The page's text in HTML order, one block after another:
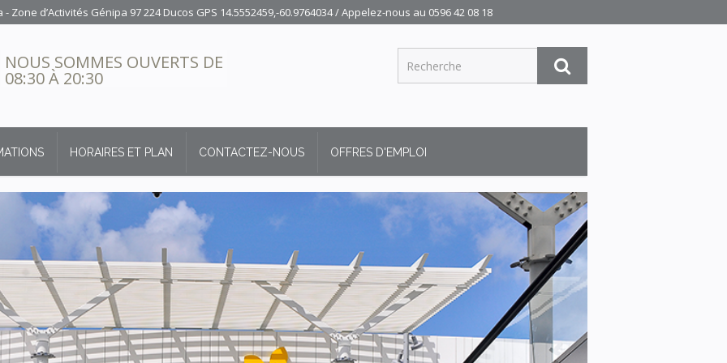
Zone d’Activités Génipa 97 224 Ducos GPS 14.5552459,-60.9764034/ Appelez-nous au 0596 42 08 18
NOUS SOMMES OUVERTS DE
08:30 À 20:30
HORAIRES ET PLAN CONTACTEZ-NOUS OFFRES D'EMPLOI